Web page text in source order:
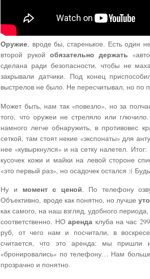
Оружие, вроде бы, старенькое. Есть один
второй рукой обязательно держать
сделана ради безопасности, чтобы не
закрывали датчики. Под конец
выстрелов не было. Не пересчитывал, но по
Может быть, нам так «повезло», но за
того, что оружеи не стреляло или
намного легче обнаружить, в противовес
сеткой, там стоят некие «экспонаты» для
нее «кувыркнулся» и на сетку налетел. Итог:
кусочек кожи и майки на левой стороне
«это первый раз», но осадочек остался :(
Ну и момент с ценой. По телефону
Объективно, вроде как понятно, но лучше
как самого, на наш взгляд, удобного периода,
соответственно. НОаренда клуба на час
руб, от чего нам и посчитали, в
считается, что это аренда: мы пришли
«бронировались» по телефону… Нам
прозрачно и понятно.